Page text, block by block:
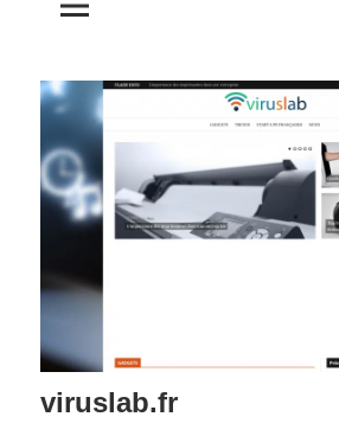
viruslab.fr